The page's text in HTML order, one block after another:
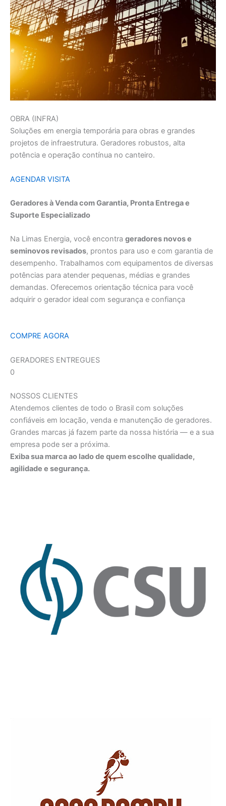
OBRA (INFRA)
Soluções em energia temporária para obras e grandes
projetos de infraestrutura. Geradores robustos, alta
potência e operação contínua no canteiro.
AGENDAR VISITA
Geradores à Venda com Garantia, Pronta Entrega e
Suporte Especializado
Na Limas Energia, você encontra geradores novos e
seminovos revisados, prontos para uso e com garantia de
desempenho. Trabalhamos com equipamentos de diversas
potências para atender pequenas, médias e grandes
demandas. Oferecemos orientação técnica para você
adquirir o gerador ideal com segurança e confiança
COMPRE AGORA
GERADORES ENTREGUES
0
NOSSOS CLIENTES
Atendemos clientes de todo o Brasil com soluções
confiáveis em locação, venda e manutenção de geradores.
Grandes marcas já fazem parte da nossa história — e a sua
empresa pode ser a próxima.
Exiba sua marca ao lado de quem escolhe qualidade,
agilidade e segurança.